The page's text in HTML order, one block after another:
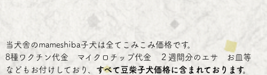
当犬舎のmameshiba子犬は全てこみこみ価格です。
8種ワクチン代金 マイクロチップ代金 ２週間分のエサ お皿等
などもお付けしており、 すべて豆柴子犬価格に含まれております。